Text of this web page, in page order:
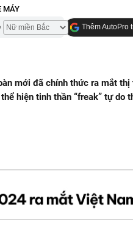
MÁY
Thêm AutoPro
mới đã chính thức ra mắt
hiện tinh thần “freak” tự do